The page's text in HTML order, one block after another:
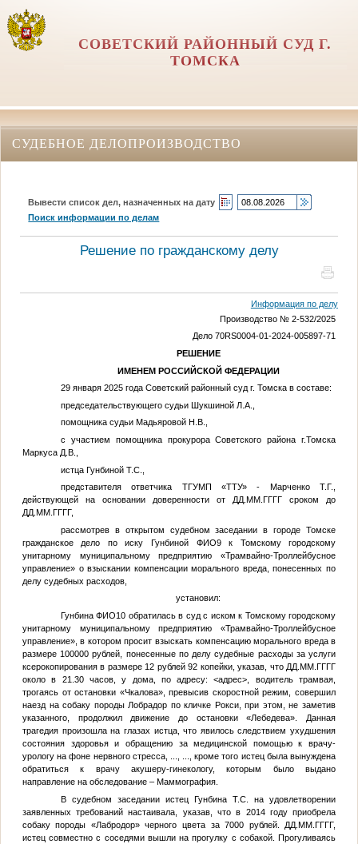
СОВЕТСКИЙ РАЙОННЫЙ СУД Г.
ТОМСКА
СУДЕБНОЕ ДЕЛОПРОИЗВОДСТВО
Вывести список дел, назначенных на дату
Поиск информации по делам
Решение по гражданскому делу
Информация по делу
Производство № 2-532/2025
Дело 70RS0004-01-2024-005897-71
РЕШЕНИЕ
ИМЕНЕМ РОССИЙСКОЙ ФЕДЕРАЦИИ
29 января 2025 года Советский районный суд г. Томска в составе:
председательствующего судьи Шукшиной Л.А.,
помощника судьи Мадьяровой Н.В.,
с участием помощника прокурора Советского района г.Томска
Маркуса Д.В.,
истца Гунбиной Т.С.,
представителя ответчика ТГУМП «ТТУ» - Марченко Т.Г.,
действующей на основании доверенности от ДД.ММ.ГГГГ сроком до
ДД.ММ.ГГГГ,
рассмотрев в открытом судебном заседании в городе Томске
гражданское дело по иску Гунбиной ФИО9к Томскому городскому
унитарному муниципальному предприятию «Трамвайно-Троллейбусное
управление» о взыскании компенсации морального вреда, понесенных по
делу судебных расходов,
установил:
ГунбинаФИО10 обратилась в суд с иском к Томскому городскому
унитарному муниципальному предприятию «Трамвайно-Троллейбусное
управление», в котором просит взыскать компенсацию морального вреда в
размере 100000 рублей, понесенные по делу судебные расходы за услуги
ксерокопирования в размере 12 рублей 92 копейки, указав, что ДД.ММ.ГГГГ
около в 21.30 часов, у дома, по адресу:<адрес> , водитель трамвая,
трогаясь от остановки «Чкалова», превысив скоростной режим, совершил
наезд на собаку породы Лобрадор по кличке Рокси, при этом, не заметив
указанного, продолжил движение до остановки «Лебедева». Данная
трагедия произошла на глазах истца, что явилось следствием ухудшения
состояния здоровья и обращению за медицинской помощью к врачу-
урологу на фоне нервного стресса,
, кроме того истец была вынуждена
обратиться к врачу акушеру-гинекологу, которым было выдано
направление на обследование – Маммография.
В судебном заседании истец Гунбина Т.С. на удовлетворении
заявленных требований настаивала, указав, что в 2014 году приобрела
собаку породы «Лабродор» черного цвета за 7000 рублей. ДД.ММ.ГГГГ,
истец совместно с соседями вышли на прогулку с собакой. Прогуливаясь